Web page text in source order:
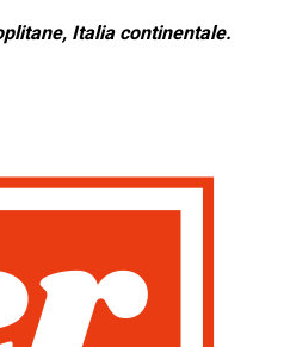
Italia continentale.